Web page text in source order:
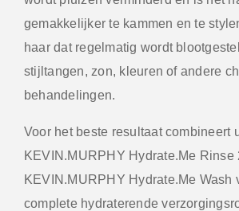
gemakkelijker te kammen en te
haar dat regelmatig wordt
stijltangen, zon, kleuren of andere
behandelingen.
Voor het beste resultaat combineert
KEVIN.MURPHY Hydrate.Me Rinse
KEVIN.MURPHY Hydrate.Me Wash
complete hydraterende